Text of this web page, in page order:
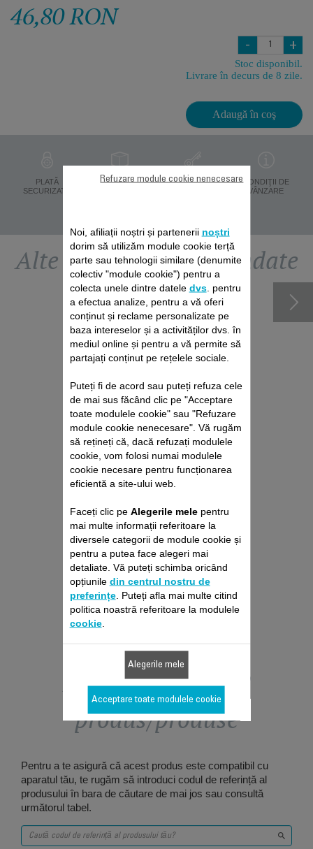
46,80 RON
- +
Stoc disponibil.
Livrare în decurs de 8 zile.
Adaugă în coş
PLATĂ
SECURIZATĂ
LIVRARE ÎN 8 ZILE
PROTECŢIA
CONDIŢII DE
VÂNZARE
Alte accesorii recomandate
DUZĂ PENTRU
USCĂTOR DE PĂR SS-
9100050641
Creați o coafură impecabilă
Stoc disponibil.
20,80 RON
Adaugă în coş
Proiectat pentru 2
produs/produse
Pentru a te asigură că acest produs este compatibil cu
aparatul tău, te rugăm să introduci codul de referință al
produsului în bara de căutare de mai jos sau consultă
următorul tabel.
Noi, afiliații noștri și partenerii noștri
dorim să utilizăm module cookie terță
parte sau tehnologii similare (denumite
colectiv "module cookie") pentru a
colecta unele dintre datele dvs. pentru
a efectua analize, pentru a vă oferi
conținut și reclame personalizate pe
baza intereselor și a activităților dvs. în
mediul online și pentru a vă permite să
partajați conținut pe rețelele sociale.
Puteți fi de acord sau puteți refuza cele
de mai sus făcând clic pe "Acceptare
toate modulele cookie" sau "Refuzare
module cookie nenecesare". Vă rugăm
să rețineți că, dacă refuzați modulele
cookie, vom folosi numai modulele
cookie necesare pentru funcționarea
eficientă a site-ului web.
Faceți clic pe Alegerile melepentru
mai multe informații referitoare la
diversele categorii de module cookie și
pentru a putea face alegeri mai
detaliate. Vă puteți schimba oricând
opțiunile din centrul nostru de
preferințe. Puteți afla mai multe citind
politica noastră referitoare la modulele
cookie.
Refuzare module cookie nenecesare
Alegerile mele
Acceptare toate modulele cookie